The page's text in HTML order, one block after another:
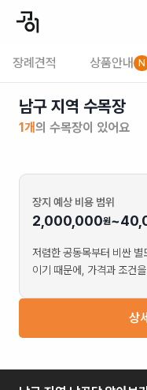
장례견적 상품안내 N
남구 지역 수목장
1개의 수목장이 있어요
장지 예상 비용 범위
2,000,000원~
저렴한공동목부터 비싼 별
이기 때문에, 가격과 조건
상